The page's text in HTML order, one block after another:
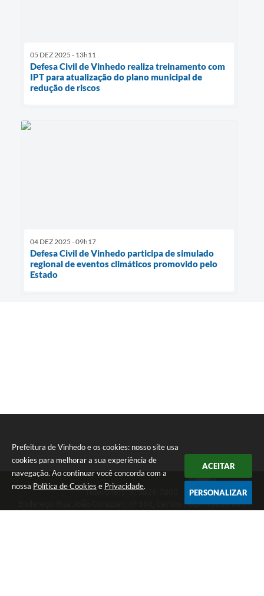
Prefeitura de Vinhedo e os cookies: nosso site usa
cookies para melhorar a sua experiência de
navegação. Ao continuar você concorda com a
nossa Política de Cookies e Privacidade.
ACEITAR
PERSONALIZAR
05 DEZ 2025 - 13h11
Defesa Civil de Vinhedo realiza treinamento com
IPT para atualização do plano municipal de
redução de riscos
04 DEZ 2025 - 09h17
Defesa Civil de Vinhedo participa de simulado
regional de eventos climáticos promovido pelo
Estado
Telefone: (19) 3826-7800
Endereço: Rua João Corazzari, nº 394, Centro | CEP: 13280-091